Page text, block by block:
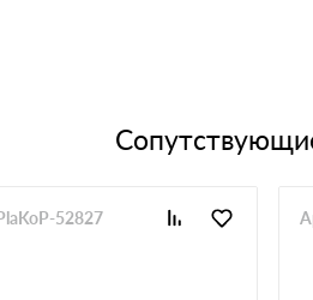
52827